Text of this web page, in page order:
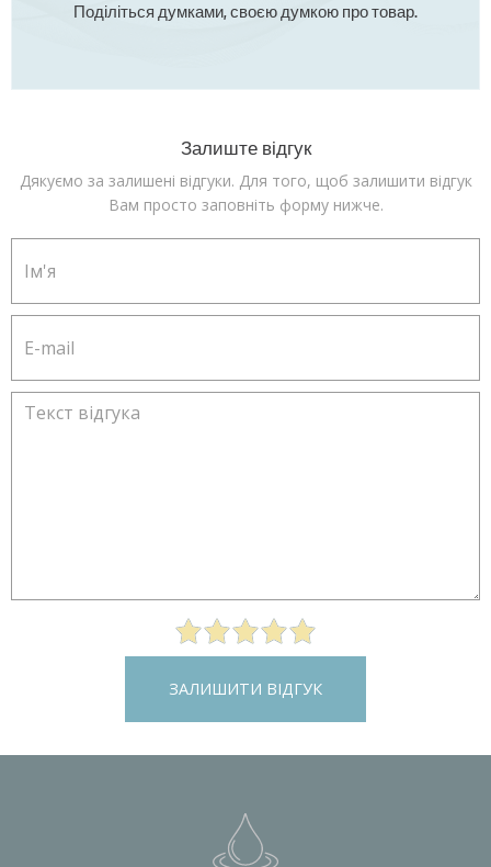
Поділіться думками, своєю думкою про товар.
Залиште відгук
Дякуємо за залишені відгуки. Для того, щоб залишити відгук
Вам просто заповніть форму нижче.
ЗАЛИШИТИ ВІДГУК